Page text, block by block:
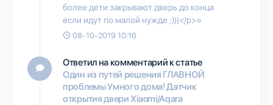
более дети закрывают дверь до конца
если идут по малой нужде ;)))</p>»
08-10-2019 10:16
Ответил на комментарий к статье
Один из путей решения ГЛАВНОЙ
проблемы Умного дома! Датчик
открытия двери Xiaomi/Aqara